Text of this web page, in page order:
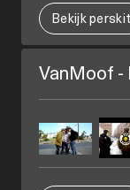
Bekijk perskit
VanMoof -